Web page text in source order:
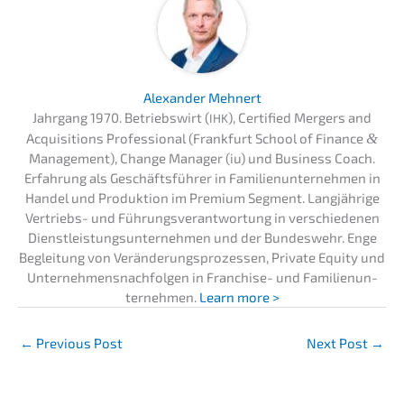
Alexan­der Mehnert
Jahrgang 1970. Betriebs­wirt (IHK), Certi­fied Mergers and
Acqui­si­ti­ons Profes­sio­nal (Frank­furt School of Finan­ce&
Manage­ment), Change Manager (iu) und Business Coach.
Erfah­rung als Geschäfts­füh­rer in Famili­en­un­ter­neh­men in
Handel und Produk­ti­on im Premi­um Segment. Langjäh­ri­ge
Vertriebs- und Führungs­ver­ant­wor­tung in verschie­de­nen
Dienst­leis­tungs­un­ter­neh­men und der Bundes­wehr. Enge
Beglei­tung von Verän­de­rungs­pro­zes­sen, Priva­te Equity und
Unter­neh­mens­nach­fol­gen in Franchise- und Famili­en­un­
ter­neh­men. Learn more >
← Previous Post Next Post →